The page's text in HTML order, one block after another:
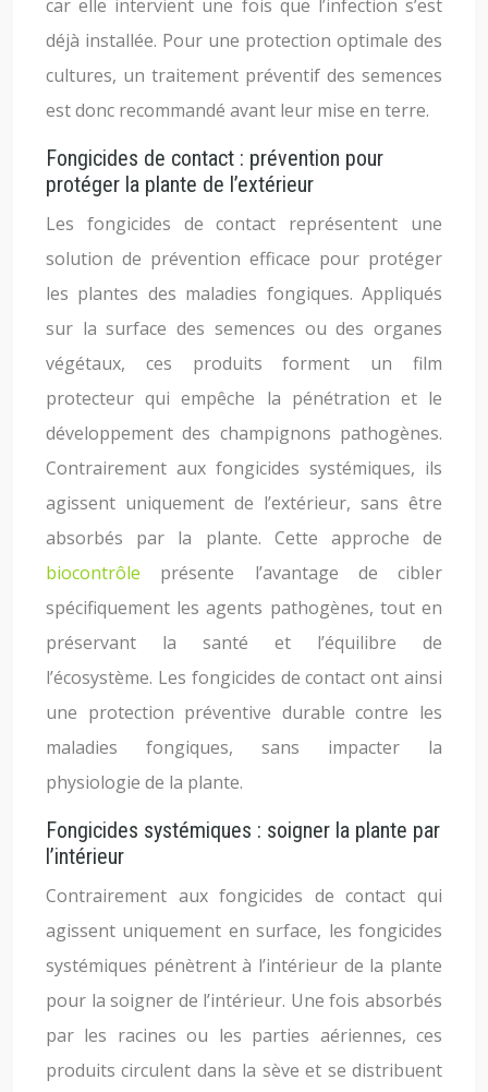
car elle intervient une fois que l’infection s’est
déjà installée. Pour une protection optimale des
cultures, un traitement préventif des semences
est donc recommandé avant leur mise en terre.
Fongicides de contact : prévention pour
protéger la plante de l’extérieur
Les fongicides de contact représentent une
solution de prévention efficace pour protéger
les plantes des maladies fongiques. Appliqués
sur la surface des semences ou des organes
végétaux, ces produits forment un film
protecteur qui empêche la pénétration et le
développement des champignons pathogènes.
Contrairement aux fongicides systémiques, ils
agissent uniquement de l’extérieur, sans être
absorbés par la plante. Cette approche de
biocontrôle présente l’avantage de cibler
spécifiquement les agents pathogènes, tout en
préservant la santé et l’équilibre de
l’écosystème. Les fongicides de contact ont ainsi
une protection préventive durable contre les
maladies fongiques, sans impacter la
physiologie de la plante.
Fongicides systémiques : soigner la plante par
l’intérieur
Contrairement aux fongicides de contact qui
agissent uniquement en surface, les fongicides
systémiques pénètrent à l’intérieur de la plante
pour la soigner de l’intérieur. Une fois absorbés
par les racines ou les parties aériennes, ces
produits circulent dans la sève et se distribuent